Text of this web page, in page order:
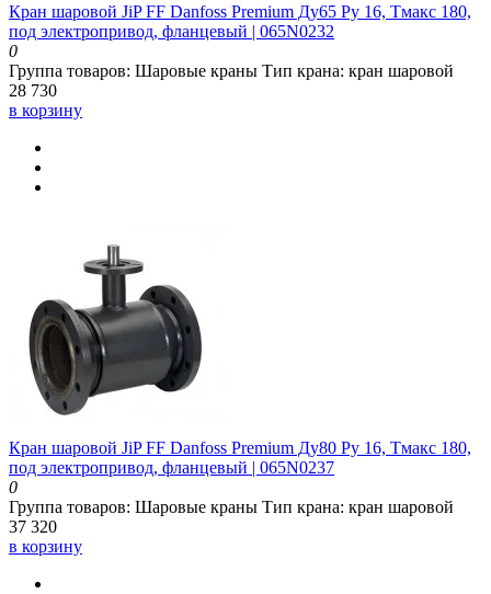
Кран шаровой JiP FF Danfoss Premium Ду65 Ру 16, Тмакс 180,
под электропривод, фланцевый | 065N0232
0
Группа товаров: Шаровые краны Тип крана: кран шаровой
28 730
в корзину
Кран шаровой JiP FF Danfoss Premium Ду80 Ру 16, Тмакс 180,
под электропривод, фланцевый | 065N0237
0
Группа товаров: Шаровые краны Тип крана: кран шаровой
37 320
в корзину